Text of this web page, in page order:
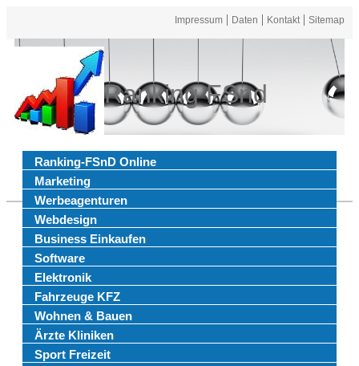
Impressum Daten Kontakt Sitemap
Ranking FSnd
Ranking-FSnD Online
Marketing
Werbeagenturen
Webdesign
Business Einkaufen
Software
Elektronik
Fahrzeuge KFZ
Wohnen & Bauen
Ärzte Kliniken
Sport Freizeit